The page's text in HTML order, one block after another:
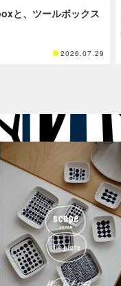
と、ツールボックス
2026.07.29